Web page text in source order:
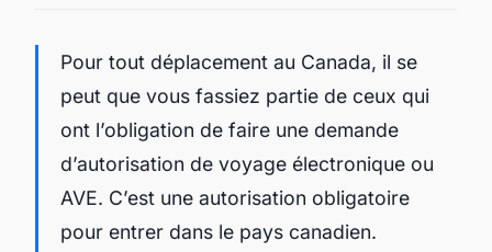
Pour tout déplacement au Canada, il se
peut que vous fassiez partie de ceux qui
ont l’obligation de faire une demande
d’autorisation de voyage électronique ou
AVE. C’est une autorisation obligatoire
pour entrer dans le pays canadien.